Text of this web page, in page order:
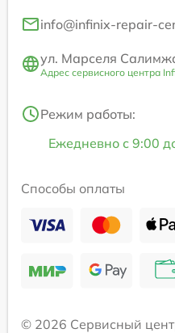
info@infinix-repair-
ул. Марселя
Адрес сервисного центра
Режим работы:
Ежедневно с 9:00
Способы оплаты
© 2026 Сервисный